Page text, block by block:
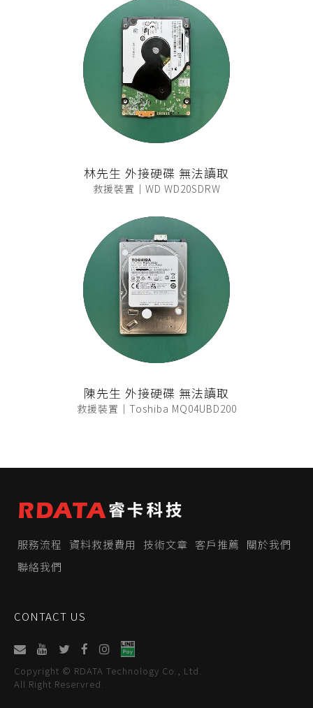
林先生 外接硬碟 無法讀取
救援裝置｜WD WD20SDRW
陳先生 外接硬碟 無法讀取
救援裝置｜Toshiba MQ04UBD200
服務流程 資料救援費用 技術文章 客戶推薦
關於我們
聯絡我們
CONTACT US
Copyright © RDATA Technology Co., Ltd.
All Right Reservred.